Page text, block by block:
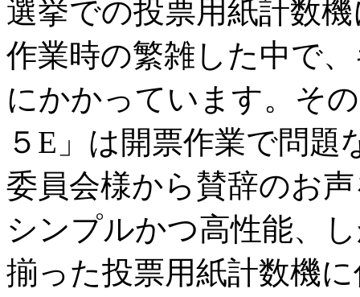
選挙での投票用紙計数
作業時の繁雑した中で
にかかっています。そ
５E」は開票作業で問
委員会様から賛辞のお
シンプルかつ高性能、
揃った投票用紙計数機